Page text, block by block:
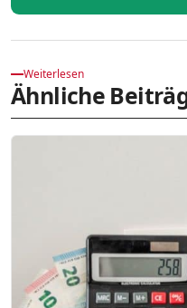
Weiterlesen
Ähnliche